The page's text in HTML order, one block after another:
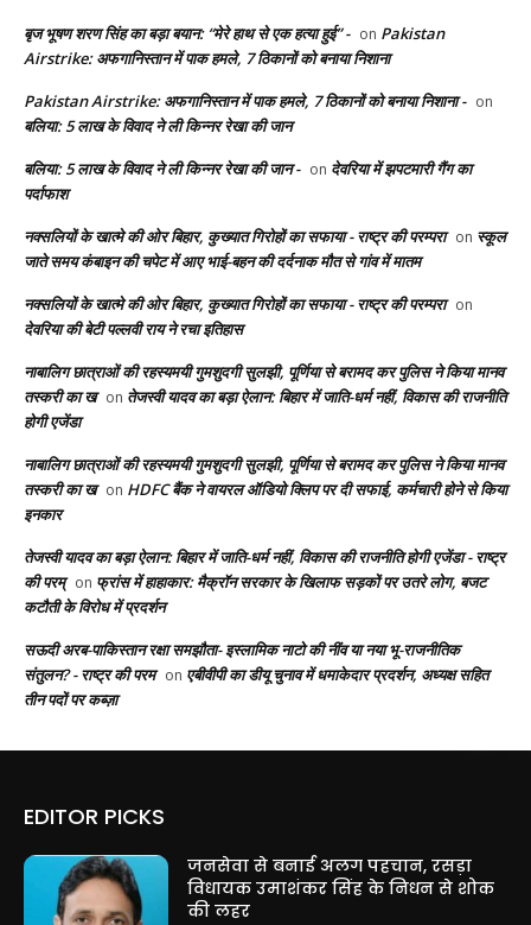
बृज भूषण शरण सिंह का बड़ा बयान: “मेरे हाथ से एक हत्या हुई” - on Pakistan
Airstrike: अफगानिस्तान में पाक हमले, 7 ठिकानों को बनाया निशाना
Pakistan Airstrike: अफगानिस्तान में पाक हमले, 7 ठिकानों को बनाया निशाना - on
बलिया: 5 लाख के विवाद ने ली किन्नर रेखा की जान
बलिया: 5 लाख के विवाद ने ली किन्नर रेखा की जान - on देवरिया में झपटमारी गैंग का
पर्दाफाश
नक्सलियों के खात्मे की ओर बिहार, कुख्यात गिरोहों का सफाया - राष्ट्र की परम्परा on स्कूल
जाते समय कंबाइन की चपेट में आए भाई-बहन की दर्दनाक मौत से गांव में मातम
नक्सलियों के खात्मे की ओर बिहार, कुख्यात गिरोहों का सफाया - राष्ट्र की परम्परा on
देवरिया की बेटी पल्लवी राय ने रचा इतिहास
नाबालिग छात्राओं की रहस्यमयी गुमशुदगी सुलझी, पूर्णिया से बरामद कर पुलिस ने किया मानव
तस्करी का ख on तेजस्वी यादव का बड़ा ऐलान: बिहार में जाति-धर्म नहीं, विकास की राजनीति
होगी एजेंडा
नाबालिग छात्राओं की रहस्यमयी गुमशुदगी सुलझी, पूर्णिया से बरामद कर पुलिस ने किया मानव
तस्करी का ख on HDFC बैंक ने वायरल ऑडियो क्लिप पर दी सफाई, कर्मचारी होने से किया
इनकार
तेजस्वी यादव का बड़ा ऐलान: बिहार में जाति-धर्म नहीं, विकास की राजनीति होगी एजेंडा - राष्ट्र
की परम् on फ्रांस में हाहाकार: मैक्रॉन सरकार के खिलाफ सड़कों पर उतरे लोग, बजट
कटौती के विरोध में प्रदर्शन
सऊदी अरब-पाकिस्तान रक्षा समझौता- इस्लामिक नाटो की नींव या नया भू-राजनीतिक
संतुलन? - राष्ट्र की परम on एबीवीपी का डीयू चुनाव में धमाकेदार प्रदर्शन, अध्यक्ष सहित
तीन पदों पर कब्ज़ा
EDITOR PICKS
जनसेवा से बनाई अलग पहचान, रसड़ा
विधायक उमाशंकर सिंह के निधन से शोक
की लहर